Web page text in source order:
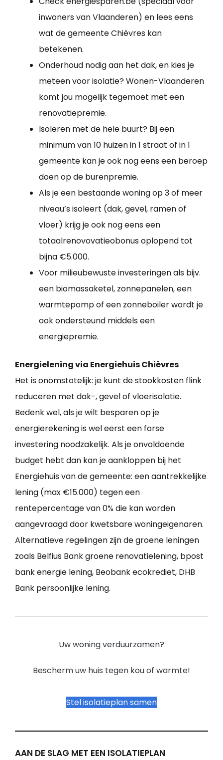
inwoners van Vlaanderen) en lees eens
wat de gemeente Chièvres kan
betekenen.
Onderhoud nodig aan het dak, en kies je
meteen voor isolatie? Wonen-Vlaanderen
komt jou mogelijk tegemoet met een
renovatiepremie.
Isoleren met de hele buurt? Bij een
minimum van 10 huizen in 1 straat of in 1
gemeente kan je ook nog eens een beroep
doen op de burenpremie.
Als je een bestaande woning op 3 of meer
niveau’s isoleert (dak, gevel, ramen of
vloer) krijg je ook nog eens een
totaalrenovovatieobonus oplopend tot
bijna €5.000.
Voor milieubewuste investeringen als bijv.
een biomassaketel, zonnepanelen, een
warmtepomp of een zonneboiler wordt je
ook ondersteund middels een
energiepremie.
Energielening via Energiehuis Chièvres
Het is onomstotelijk: je kunt de stookkosten flink
reduceren met dak-, gevel of vloerisolatie.
Bedenk wel, als je wilt besparen op je
energierekening is wel eerst een forse
investering noodzakelijk. Als je onvoldoende
budget hebt dan kan je aankloppen bij het
Energiehuis van de gemeente: een aantrekkelijke
lening (max €15.000) tegen een
rentepercentage van 0% die kan worden
aangevraagd door kwetsbare woningeigenaren.
Alternatieve regelingen zijn de groene leningen
zoals Belfius Bank groene renovatielening, bpost
bank energie lening, Beobank ecokrediet, DHB
Bank persoonlijke lening.
Uw woning verduurzamen?
Bescherm uw huis tegen kou of warmte!
Stel isolatieplan samen
AAN DE SLAG MET EEN ISOLATIEPLAN